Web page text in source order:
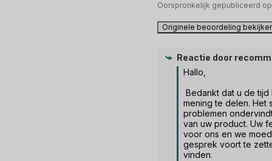
Oorspronkelijk gepubliceerd
Originele beoordeling
Reactie door
Hallo,
mening te delen. Het
problemen
van uw product. Uw
voor ons en we
gesprek voort te
vinden.